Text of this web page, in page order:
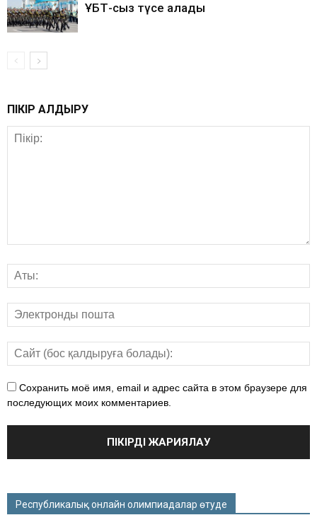
ҰБТ-сыз түсе алады
ПІКІР ҚАЛДЫРУ
Сохранить моё имя, email и адрес сайта в этом браузере для
последующих моих комментариев.
Республикалық онлайн олимпиадалар өтуде